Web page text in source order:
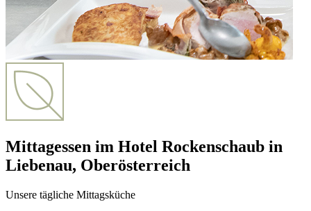
Mittagessen im Hotel Rockenschaub in
Liebenau, Oberösterreich
Unsere tägliche Mittagsküche